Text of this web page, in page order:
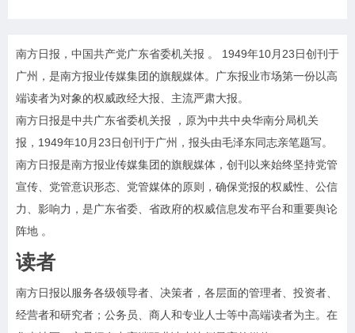
南方日报，中国共产党广东省委机关报 。 1949年10月23日创刊于
广州，是南方报业传媒集团的旗舰媒体。广东报业市场第一份以高
端读者为对象的权威政经大报、主流严肃大报。
南方日报是中共广东省委机关报 ，原为中共中央华南分局机关
报，1949年10月23日创刊于广州，报头由毛泽东同志亲笔题写。
南方日报是南方报业传媒集团的旗舰媒体，创刊以来始终坚持党管
宣传、党管意识形态、党管媒体的原则，确保党报的权威性、公信
力、影响力，是广东省委、省政府的权威信息发布平台和重要舆论
阵地 。
读者
南方日报以服务各级领导者、决策者，各层面的管理者、投资者、
经营者和研究者；公务员、商人和专业人士等中高端读者为主。在